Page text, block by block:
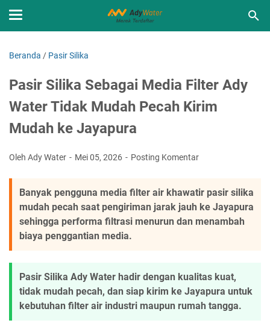
Beranda / Pasir Silika
Pasir Silika Sebagai Media Filter Ady
Water Tidak Mudah Pecah Kirim
Mudah ke Jayapura
Oleh Ady Water Mei 05, 2026 Posting Komentar
Banyak pengguna media filter air khawatir pasir silika
mudah pecah saat pengiriman jarak jauh ke Jayapura
sehingga performa filtrasi menurun dan menambah
biaya penggantian media.
Pasir Silika Ady Water hadir dengan kualitas kuat,
tidak mudah pecah, dan siap kirim ke Jayapura untuk
kebutuhan filter air industri maupun rumah tangga.